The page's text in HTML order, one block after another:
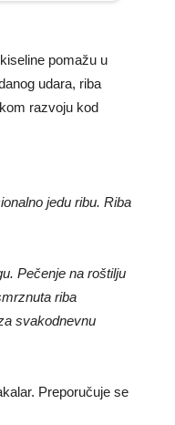
pomažu u
udara, riba
razvoju kod
jedu ribu. Riba
Pečenje na roštilju
riba
svakodnevnu
Preporučuje se